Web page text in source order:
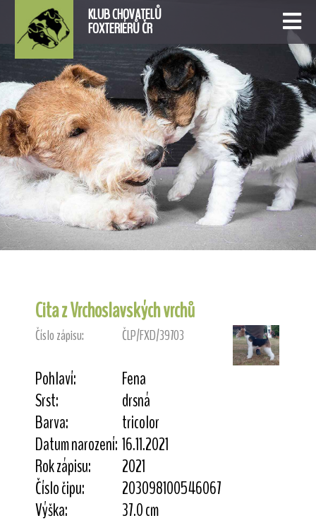
KLUB CHOVATELŮ
FOXTERIÉRŮ ČR
Cita z Vrchoslavských vrchů
Číslo zápisu: ČLP/FXD/39703
Pohlaví:
Fena
Srst:
drsná
Barva:
tricolor
Datum narození: 16.11.2021
Rok zápisu:
2021
Číslo čipu:
203098100546067
Výška:
37.0 cm